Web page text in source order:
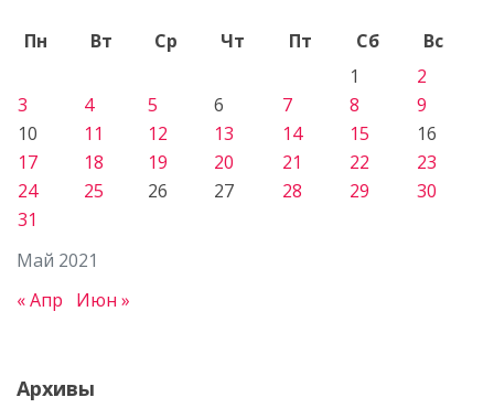
Май 2021
Пн Вт Ср Чт Пт Сб
Вс
1
2
3
4 5 6 7 8
9
10
11 12 13 14 15
16
17
18 19 20 21 22
23
24
25 26 27 28 29
30
31
« Апр Июн »
Архивы